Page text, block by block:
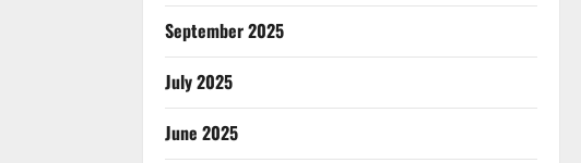
September 2025
July 2025
June 2025